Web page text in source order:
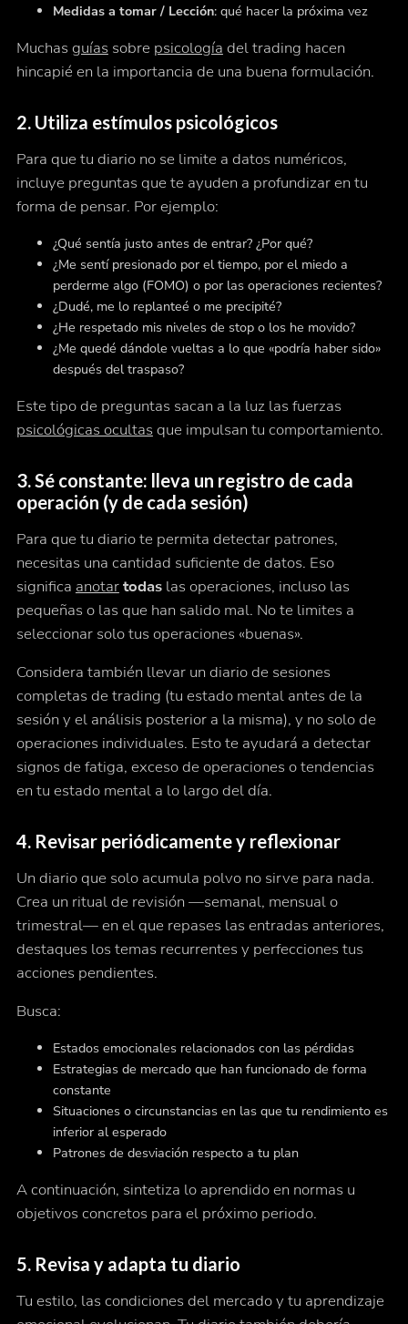
Medidas a tomar / Lección: qué hacer la próxima vez
Muchas guías sobre psicología del trading hacen
hincapié en la importancia de una buena formulación.
2. Utiliza estímulos psicológicos
Para que tu diario no se limite a datos numéricos,
incluye preguntas que te ayuden a profundizar en tu
forma de pensar. Por ejemplo:
¿Qué sentía justo antes de entrar? ¿Por qué?
¿Me sentí presionado por el tiempo, por el miedo a
perderme algo (FOMO) o por las operaciones recientes?
¿Dudé, me lo replanteé o me precipité?
¿He respetado mis niveles de stop o los he movido?
¿Me quedé dándole vueltas a lo que «podría haber sido»
después del traspaso?
Este tipo de preguntas sacan a la luz las fuerzas
psicológicas ocultas que impulsan tu comportamiento.
3. Sé constante: lleva un registro de cada
operación (y de cada sesión)
Para que tu diario te permita detectar patrones,
necesitas una cantidad suficiente de datos. Eso
significa anotartodaslas operaciones, incluso las
pequeñas o las que han salido mal. No te limites a
seleccionar solo tus operaciones «buenas».
Considera también llevar un diario de sesiones
completas de trading (tu estado mental antes de la
sesión y el análisis posterior a la misma), y no solo de
operaciones individuales. Esto te ayudará a detectar
signos de fatiga, exceso de operaciones o tendencias
en tu estado mental a lo largo del día.
4. Revisar periódicamente y reflexionar
Un diario que solo acumula polvo no sirve para nada.
Crea un ritual de revisión —semanal, mensual o
trimestral— en el que repases las entradas anteriores,
destaques los temas recurrentes y perfecciones tus
acciones pendientes.
Busca:
Estados emocionales relacionados con las pérdidas
Estrategias de mercado que han funcionado de forma
constante
Situaciones o circunstancias en las que tu rendimiento es
inferior al esperado
Patrones de desviación respecto a tu plan
A continuación, sintetiza lo aprendido en normas u
objetivos concretos para el próximo periodo.
5. Revisa y adapta tu diario
Tu estilo, las condiciones del mercado y tu aprendizaje